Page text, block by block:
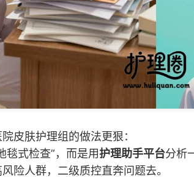
皮肤护理组的做法更狠：
毯式检查”，而是用护理助手平台分析
险人群，二级质控直奔问题去。